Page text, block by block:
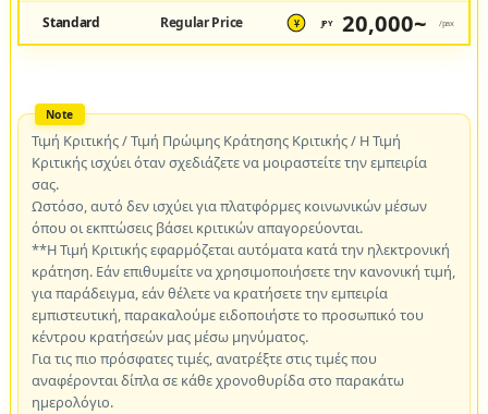
Standard Regular Price ¥ JPY 20,000~ /pax
Τιμή Κριτικής / Τιμή Πρώιμης Κράτησης Κριτικής / Η Τιμή
Κριτικής ισχύει όταν σχεδιάζετε να μοιραστείτε την εμπειρία
σας.
Ωστόσο, αυτό δεν ισχύει για πλατφόρμες κοινωνικών μέσων
όπου οι εκπτώσεις βάσει κριτικών απαγορεύονται.
**Η Τιμή Κριτικής εφαρμόζεται αυτόματα κατά την ηλεκτρονική
κράτηση. Εάν επιθυμείτε να χρησιμοποιήσετε την κανονική τιμή,
για παράδειγμα, εάν θέλετε να κρατήσετε την εμπειρία
εμπιστευτική, παρακαλούμε ειδοποιήστε το προσωπικό του
κέντρου κρατήσεών μας μέσω μηνύματος.
Για τις πιο πρόσφατες τιμές, ανατρέξτε στις τιμές που
αναφέρονται δίπλα σε κάθε χρονοθυρίδα στο παρακάτω
ημερολόγιο.